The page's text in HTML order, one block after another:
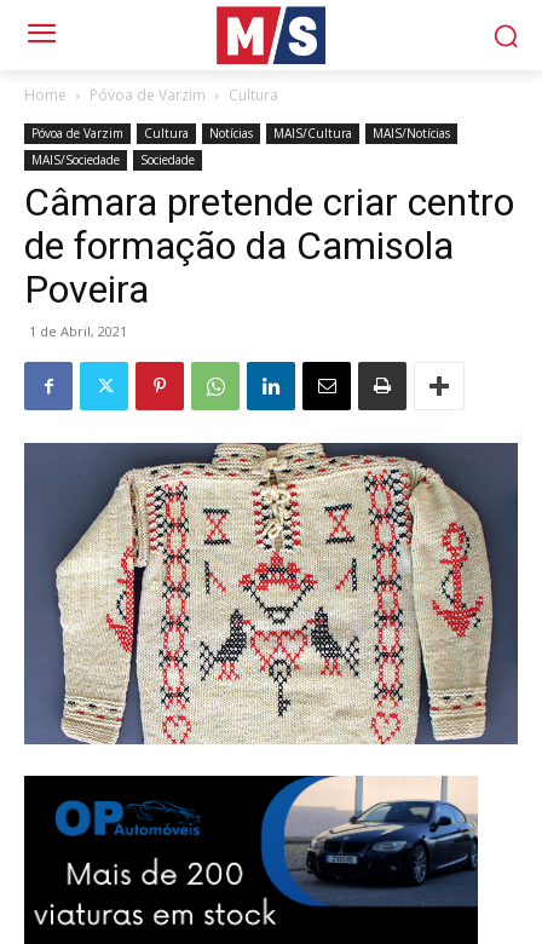
Home Póvoa de Varzim Cultura
Póvoa de Varzim Cultura Notícias MAIS/Cultura
MAIS/Notícias
MAIS/Sociedade
Sociedade
Câmara pretende criar centro
de formação da Camisola
Poveira
1 de Abril, 2021